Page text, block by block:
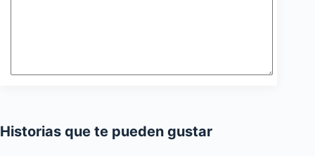
Historias que te pueden gustar